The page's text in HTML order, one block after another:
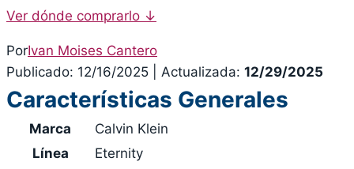
Ver dónde comprarlo ↓
PorIvan Moises Cantero
Publicado: 12/16/2025
Actualizada: 12/29/2025
Características Generales
Marca
Calvin Klein
Línea
Eternity